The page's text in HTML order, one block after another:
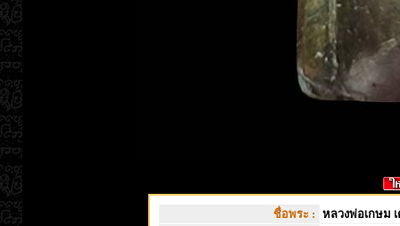
ชื่อพระ : หลวงพ่อเกษม